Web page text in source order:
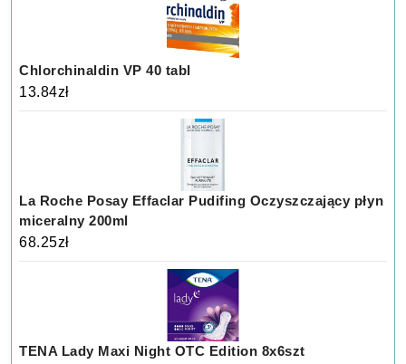
Chlorchinaldin VP 40 tabl
13.84zł
La Roche Posay Effaclar Pudifing Oczyszczający płyn
miceralny 200ml
68.25zł
TENA Lady Maxi Night OTC Edition 8x6szt